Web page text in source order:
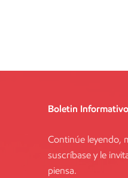
Boletin Informativo
Continúe leyendo,
suscríbase y le
piensa.